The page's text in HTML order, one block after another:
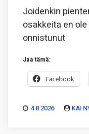
Joidenkin
osakkeita en
onnistunut
Jaa tämä:
Facebook
4.8.2026 KAI